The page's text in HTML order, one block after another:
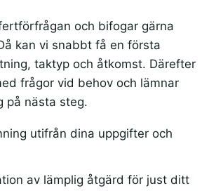
och bifogar gärna
kan vi snabbt få en första
taktyp och åtkomst. Därefter
frågor vid behov och lämnar
på nästa steg.
utifrån dina uppgifter och
av lämplig åtgärd för just ditt